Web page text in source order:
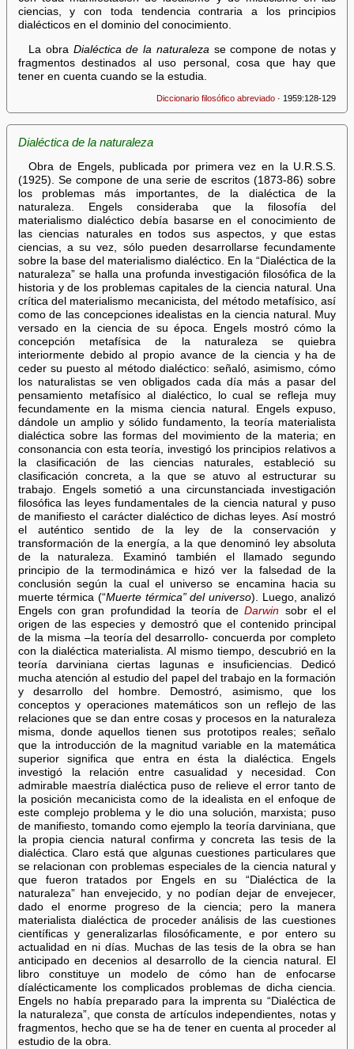
ciencias, y con toda tendencia contraria a los principios
dialécticos en el dominio del conocimiento.
La obra Dialéctica de la naturaleza se compone de notas y
fragmentos destinados al uso personal, cosa que hay que
tener en cuenta cuando se la estudia.
Diccionario filosófico abreviado · 1959:128-129
Dialéctica de la naturaleza
Obra de Engels, publicada por primera vez en la U.R.S.S.
(1925). Se compone de una serie de escritos (1873-86) sobre
los problemas más importantes, de la dialéctica de la
naturaleza. Engels consideraba que la filosofía del
materialismo dialéctico debía basarse en el conocimiento de
las ciencias naturales en todos sus aspectos, y que estas
ciencias, a su vez, sólo pueden desarrollarse fecundamente
sobre la base del materialismo dialéctico. En la “Dialéctica de la
naturaleza” se halla una profunda investigación filosófica de la
historia y de los problemas capitales de la ciencia natural. Una
crítica del materialismo mecanicista, del método metafísico, así
como de las concepciones idealistas en la ciencia natural. Muy
versado en la ciencia de su época. Engels mostró cómo la
concepción metafísica de la naturaleza se quiebra
interiormente debido al propio avance de la ciencia y ha de
ceder su puesto al método dialéctico: señaló, asimismo, cómo
los naturalistas se ven obligados cada día más a pasar del
pensamiento metafísico al dialéctico, lo cual se refleja muy
fecundamente en la misma ciencia natural. Engels expuso,
dándole un amplio y sólido fundamento, la teoría materialista
dialéctica sobre las formas del movimiento de la materia; en
consonancia con esta teoría, investigó los principios relativos a
la clasificación de las ciencias naturales, estableció su
clasificación concreta, a la que se atuvo al estructurar su
trabajo. Engels sometió a una circunstanciada investigación
filosófica las leyes fundamentales de la ciencia natural y puso
de manifiesto el carácter dialéctico de dichas leyes. Así mostró
el auténtico sentido de la ley de la conservación y
transformación de la energía, a la que denominó ley absoluta
de la naturaleza. Examinó también el llamado segundo
principio de la termodinámica e hizó ver la falsedad de la
conclusión según la cual el universo se encamina hacia su
muerte térmica (“Muerte térmica” del universo). Luego, analizó
Engels con gran profundidad la teoría deDarwin sobr el el
origen de las especies y demostró que el contenido principal
de la misma –la teoría del desarrollo- concuerda por completo
con la dialéctica materialista. Al mismo tiempo, descubrió en la
teoría darviniana ciertas lagunas e insuficiencias. Dedicó
mucha atención al estudio del papel del trabajo en la formación
y desarrollo del hombre. Demostró, asimismo, que los
conceptos y operaciones matemáticos son un reflejo de las
relaciones que se dan entre cosas y procesos en la naturaleza
misma, donde aquellos tienen sus prototipos reales; señalo
que la introducción de la magnitud variable en la matemática
superior significa que entra en ésta la dialéctica. Engels
investigó la relación entre casualidad y necesidad. Con
admirable maestría dialéctica puso de relieve el error tanto de
la posición mecanicista como de la idealista en el enfoque de
este complejo problema y le dio una solución, marxista; puso
de manifiesto, tomando como ejemplo la teoría darviniana, que
la propia ciencia natural confirma y concreta las tesis de la
dialéctica. Claro está que algunas cuestiones particulares que
se relacionan con problemas especiales de la ciencia natural y
que fueron tratados por Engels en su “Dialéctica de la
naturaleza” han envejecido, y no podían dejar de envejecer,
dado el enorme progreso de la ciencia; pero la manera
materialista dialéctica de proceder análisis de las cuestiones
científicas y generalizarlas filosóficamente, e por entero su
actualidad en ni días. Muchas de las tesis de la obra se han
anticipado en decenios al desarrollo de la ciencia natural. El
libro constituye un modelo de cómo han de enfocarse
díalécticamente los complicados problemas de dicha ciencia.
Engels no había preparado para la imprenta su “Dialéctica de
la naturaleza”, que consta de artículos independientes, notas y
fragmentos, hecho que se ha de tener en cuenta al proceder al
estudio de la obra.